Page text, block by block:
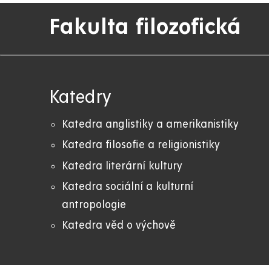
Fakulta filozofická
Katedry
Katedra anglistiky a amerikanistiky
Katedra filosofie a religionistiky
Katedra literární kultury
Katedra sociální a kulturní
antropologie
Katedra věd o výchově